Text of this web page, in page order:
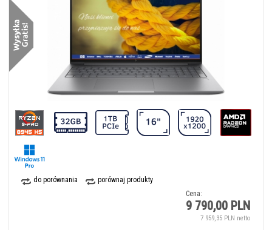
do porównania
porównaj produkty
Cena:
9 790,00 PLN
7 959,35 PLN netto